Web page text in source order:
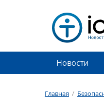
Новости
Главная /